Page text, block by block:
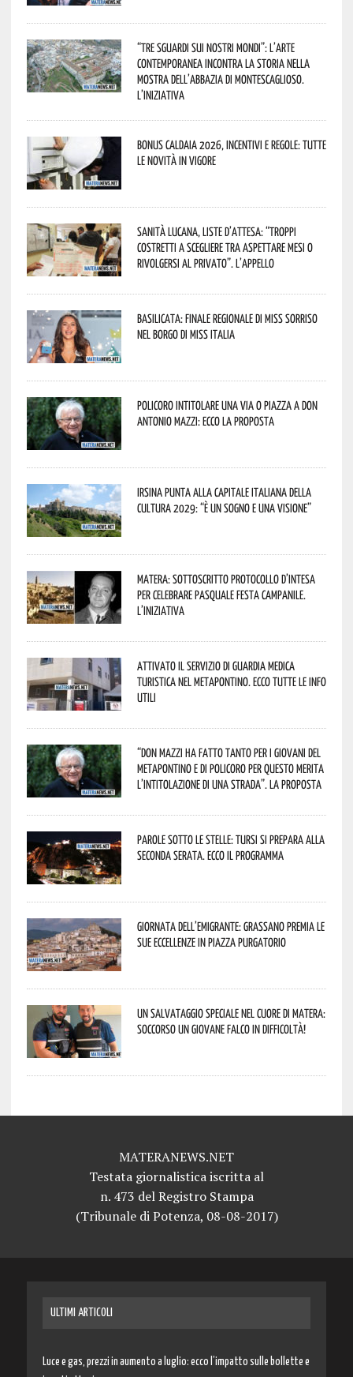
“Tre Sguardi sui Nostri Mondi”: l’arte
contemporanea incontra la storia nella
mostra dell’Abbazia di Montescaglioso.
L’iniziativa
Bonus caldaia 2026, incentivi e regole: tutte
le novità in vigore
Sanità lucana, liste d’attesa: “Troppi
costretti a scegliere tra aspettare mesi o
rivolgersi al privato”. L’appello
Basilicata: finale regionale di Miss Sorriso
nel borgo di Miss Italia
Policoro intitolare una via o piazza a don
Antonio Mazzi: ecco la proposta
Irsina punta alla Capitale italiana della
Cultura 2029: “È un sogno e una visione”
Matera: sottoscritto protocollo d’intesa
per celebrare Pasquale Festa Campanile.
L’iniziativa
Attivato il servizio di Guardia Medica
Turistica nel Metapontino. Ecco tutte le info
utili
“Don Mazzi ha fatto tanto per i giovani del
Metapontino e di Policoro per questo merita
l’intitolazione di una strada”. La proposta
Parole sotto le stelle: Tursi si prepara alla
seconda serata. Ecco il programma
Giornata dell’Emigrante: Grassano premia le
sue eccellenze in Piazza Purgatorio
Un salvataggio speciale nel cuore di Matera:
soccorso un giovane falco in difficoltà!
MATERANEWS.NET
Testata giornalistica iscritta al
n. 473 del Registro Stampa
(Tribunale di Potenza, 08-08-2017)
ULTIMI ARTICOLI
Luce e gas, prezzi in aumento a luglio: ecco l’impatto sulle bollette e